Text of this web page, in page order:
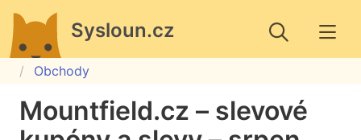
Sysloun.cz
Obchody
Mountfield.cz – slevové